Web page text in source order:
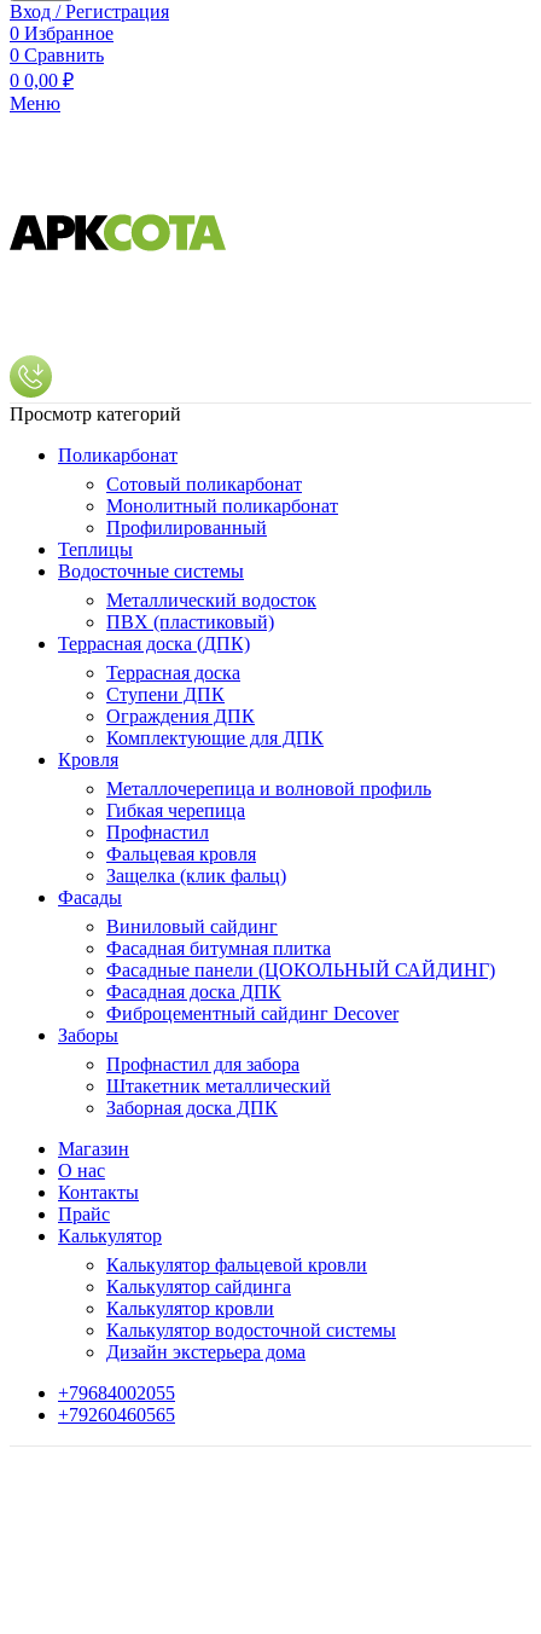
Вход / Регистрация
0 Избранное
0 Сравнить
0 0,00 ₽
Меню
Просмотр категорий
Поликарбонат
Сотовый поликарбонат
Монолитный поликарбонат
Профилированный
Теплицы
Водосточные системы
Металлический водосток
ПВХ (пластиковый)
Террасная доска (ДПК)
Террасная доска
Ступени ДПК
Ограждения ДПК
Комплектующие для ДПК
Кровля
Металлочерепица и волновой профиль
Гибкая черепица
Профнастил
Фальцевая кровля
Защелка (клик фальц)
Фасады
Виниловый сайдинг
Фасадная битумная плитка
Фасадные панели (ЦОКОЛЬНЫЙ САЙДИНГ)
Фасадная доска ДПК
Фиброцементный сайдинг Decover
Заборы
Профнастил для забора
Штакетник металлический
Заборная доска ДПК
Магазин
О нас
Контакты
Прайс
Калькулятор
Калькулятор фальцевой кровли
Калькулятор сайдинга
Калькулятор кровли
Калькулятор водосточной системы
Дизайн экстерьера дома
+79684002055
+79260460565